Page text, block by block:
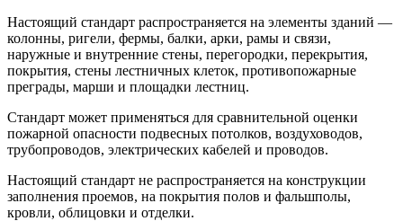
Настоящий стандарт распространяется на элементы зданий —
колонны, ригели, фермы, балки, арки, рамы и связи,
наружные и внутренние стены, перегородки, перекрытия,
покрытия, стены лестничных клеток, противопожарные
преграды, марши и площадки лестниц.
Стандарт может применяться для сравнительной оценки
пожарной опасности подвесных потолков, воздуховодов,
трубопроводов, электрических кабелей и проводов.
Настоящий стандарт не распространяется на конструкции
заполнения проемов, на покрытия полов и фальшполы,
кровли, облицовки и отделки.